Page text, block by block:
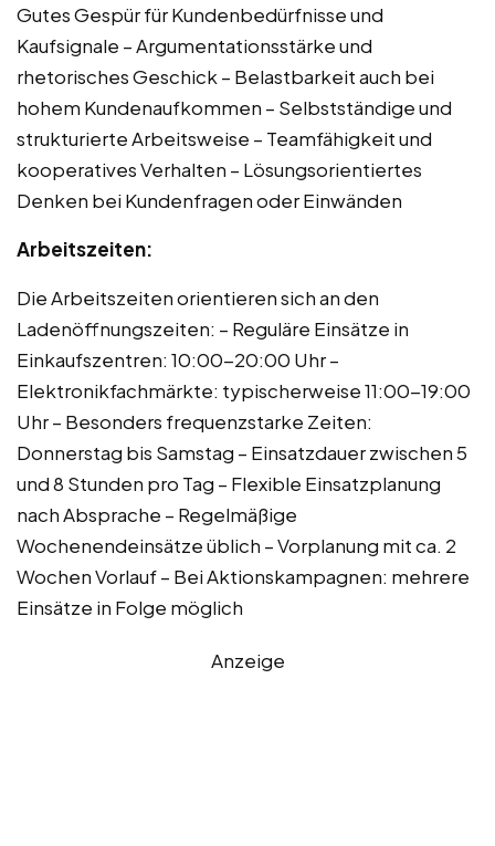
Gutes Gespür für Kundenbedürfnisse und
Kaufsignale – Argumentationsstärke und
rhetorisches Geschick – Belastbarkeit auch bei
hohem Kundenaufkommen – Selbstständige und
strukturierte Arbeitsweise – Teamfähigkeit und
kooperatives Verhalten – Lösungsorientiertes
Denken bei Kundenfragen oder Einwänden
Arbeitszeiten:
Die Arbeitszeiten orientieren sich an den
Ladenöffnungszeiten: – Reguläre Einsätze in
Einkaufszentren: 10:00-20:00 Uhr –
Elektronikfachmärkte: typischerweise 11:00-19:00
Uhr – Besonders frequenzstarke Zeiten:
Donnerstag bis Samstag – Einsatzdauer zwischen 5
und 8 Stunden pro Tag – Flexible Einsatzplanung
nach Absprache – Regelmäßige
Wochenendeinsätze üblich – Vorplanung mit ca. 2
Wochen Vorlauf – Bei Aktionskampagnen: mehrere
Einsätze in Folge möglich
Anzeige